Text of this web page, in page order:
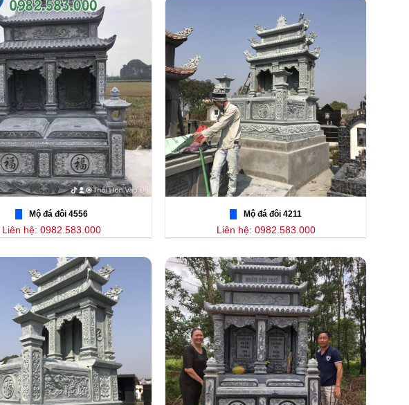
Mộ đá đôi 4556
Liên hệ: 0982.583.000
Mộ đá đôi 4211
Liên hệ: 0982.583.000